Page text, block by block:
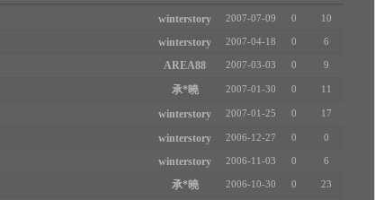
winterstory 2007-07-09 0 10
winterstory 2007-04-18 0 6
AREA88 2007-03-03 0 9
承*曉 2007-01-30 0 11
winterstory 2007-01-25 0 17
winterstory 2006-12-27 0 0
winterstory 2006-11-03 0 6
承*曉 2006-10-30 0 23